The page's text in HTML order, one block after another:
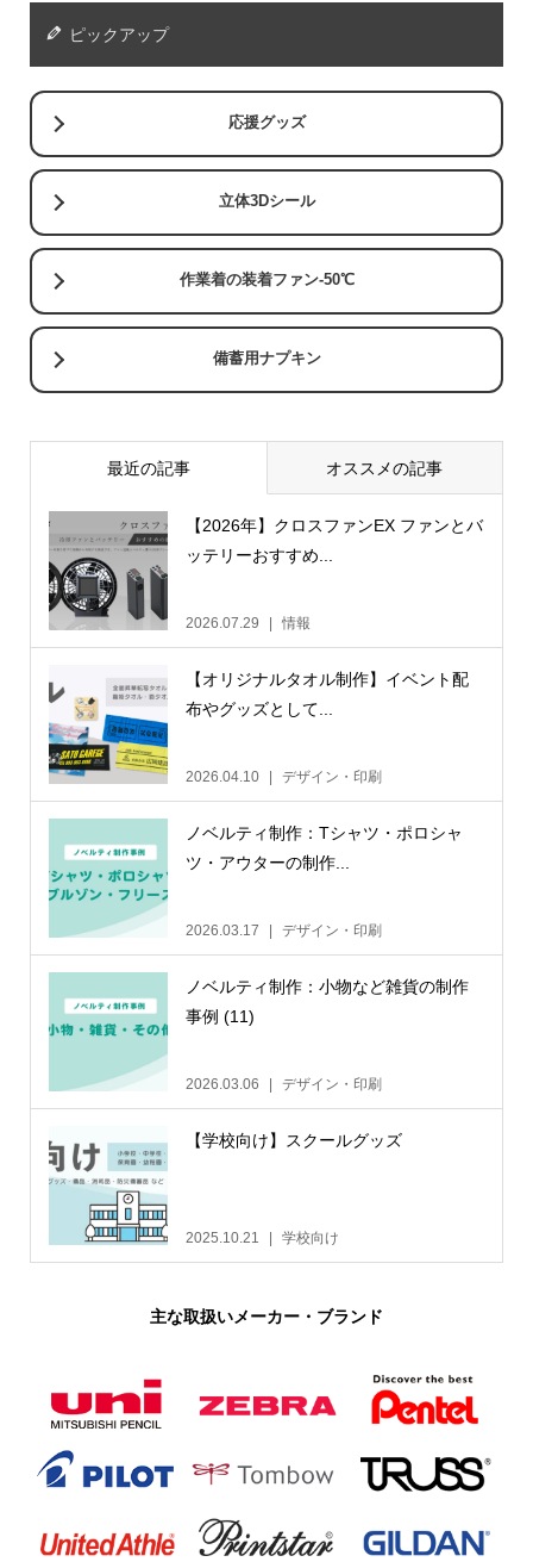
ピックアップ
応援グッズ
立体3Dシール
作業着の装着ファン-50℃
備蓄用ナプキン
最近の記事 オススメの記事
【2026年】クロスファンEX ファンとバ
ッテリーおすすめ...
2026.07.29 情報
【オリジナルタオル制作】イベント配
布やグッズとして...
2026.04.10 デザイン・印刷
ノベルティ制作：Tシャツ・ポロシャ
ツ・アウターの制作...
2026.03.17 デザイン・印刷
ノベルティ制作：小物など雑貨の制作
事例 (11)
2026.03.06 デザイン・印刷
【学校向け】スクールグッズ
2025.10.21 学校向け
主な取扱いメーカー・ブランド